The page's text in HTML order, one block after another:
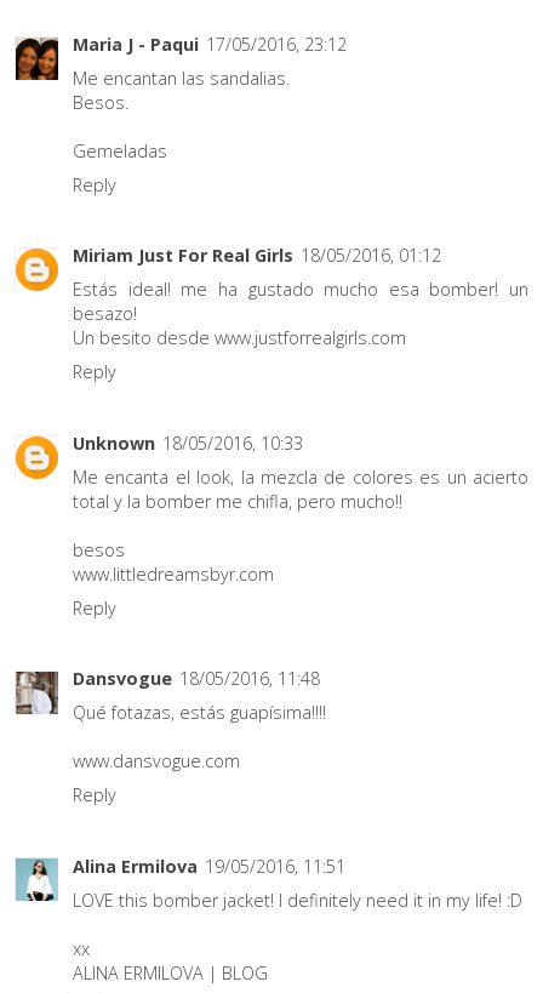
Maria J - Paqui 17/05/2016, 23:12
Me encantan las sandalias.
Besos.
Gemeladas
Reply
Miriam Just For Real Girls 18/05/2016, 01:12
Estás ideal! me ha gustado mucho esa bomber! un
besazo!
Un besito desde www.justforrealgirls.com
Reply
Unknown 18/05/2016, 10:33
Me encanta el look, la mezcla de colores es un acierto
total y la bomber me chifla, pero mucho!!
besos
www.littledreamsbyr.com
Reply
Dansvogue 18/05/2016, 11:48
Qué fotazas, estás guapísima!!!!
www.dansvogue.com
Reply
Alina Ermilova 19/05/2016, 11:51
LOVE this bomber jacket! I definitely need it in my life! :D
xx
ALINA ERMILOVA | BLOG